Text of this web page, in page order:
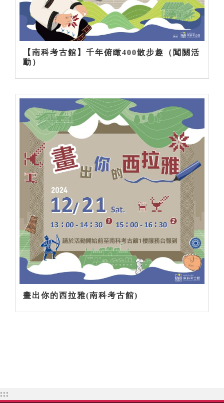
【南科考古館】千年俯瞰400散步趣（闖關活
動）
畫出你的西拉雅(南科考古館)
:::